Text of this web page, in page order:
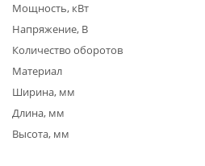
Мощность, кВт
Напряжение, В
Количество оборотов
Материал
Ширина, мм
Длина, мм
Высота, мм